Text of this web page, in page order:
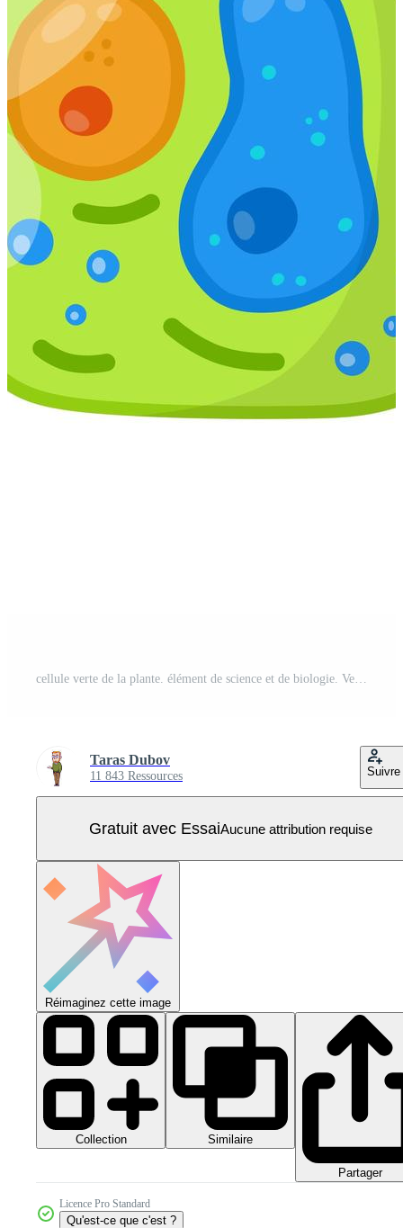
cellule verte de la plante. élément de science et de biologie. Vecteur Pro
Taras Dubov
11 843 Ressources Suivre
Gratuit avec EssaiAucune attribution requise
Réimaginez cette image
Collection Similaire
Partager
Licence Pro Standard
Qu'est-ce que c'est ?